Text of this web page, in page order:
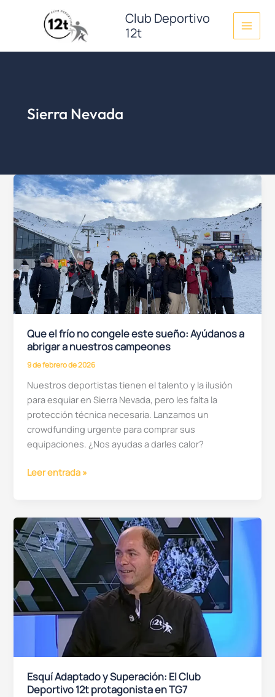
Club Deportivo
12t
Sierra Nevada
Que el frío no congele este sueño: Ayúdanos a
abrigar a nuestros campeones
9 de febrero de 2026
Nuestros deportistas tienen el talento y la ilusión
para esquiar en Sierra Nevada, pero les falta la
protección técnica necesaria. Lanzamos un
crowdfunding urgente para comprar sus
equipaciones. ¿Nos ayudas a darles calor?
Que
no
congele
este
sueño:
Ayúdanos
a
abrigar
a
nuestros
campeones
Leer entrada »
Esquí Adaptado y Superación: El Club
Deportivo 12t protagonista en TG7